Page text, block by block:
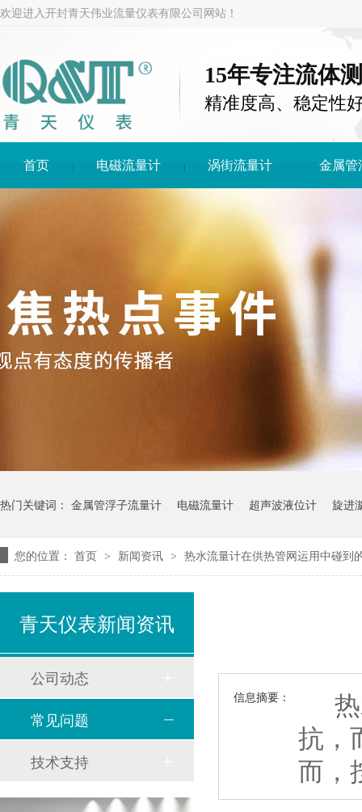
欢迎进入开封青天伟业流量仪表有限公司网站！
15年专注流体
精准度高、稳定性
首页 电磁流量计 涡街流量计 金属管
热门关键词： 金属管浮子流量计 电磁流量计 超声波液位计 旋进
您的位置： 首页 > 新闻资讯 > 热水流量计在供热管网运用中碰到
信息摘要：
热
抗，
而，
青天仪表新闻资讯
公司动态
常见问题
技术支持